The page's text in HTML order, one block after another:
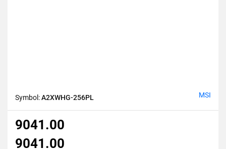
Symbol:A2XWHG-256PL MSI
9041.00
9041.00